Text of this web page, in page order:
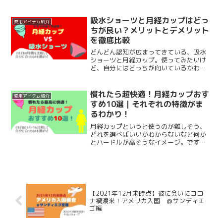
リピ確定な優秀アイテムです。この記事
では『アウトクリア』の使い心地や効果
について、実際に使用した私がありのま
まをレポします！
愛用アイテム紹介
吸水ショーツと月経カップはどっ
ちが良い？メリットとデメリット
を徹底比較
どんどん認知が広まってきている、吸水
ショーツと月経カップ。使ってみたいけ
ど、自分にはどっちが向いているかわか
Bambodyと月経カップのエヴァカップを
例に、それぞれのメ...
愛用アイテム紹介
慣れたら超快適！月経カップおす
すめ10選｜それぞれの特徴がま
るわかり！
月経カップというと使うのが難しそう、
どれを選べばいいかわからないなど何か
とハードルが高そうなイメージ。ですが
【2021年12月末時点】彼に会いにコロ
ナ禍渡米！アメリカ入国 @サンディエ
ゴ編